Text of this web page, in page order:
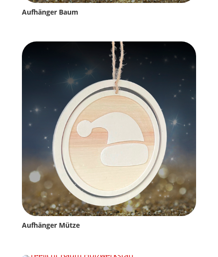
Aufhänger Baum
Aufhänger Mütze